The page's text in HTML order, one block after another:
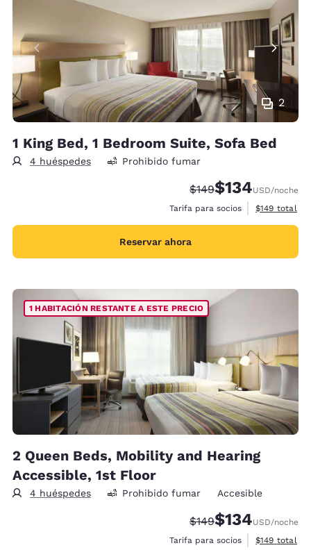
2
1 King Bed, 1 Bedroom Suite, Sofa Bed
4 huéspedes Prohibido fumar
Precio tachado:
$149Precio con
$134USD/noche
Tarifa para socios
Ver detalles
$149 total
Reservar ahora
1 HABITACIÓN RESTANTE A ESTE PRECIO
2 Queen Beds, Mobility and Hearing
Accessible, 1st Floor
4 huéspedes Prohibido fumar Accesible
Precio tachado:
$149Precio con
$134USD/noche
Tarifa para socios
Ver detalles
$149 total